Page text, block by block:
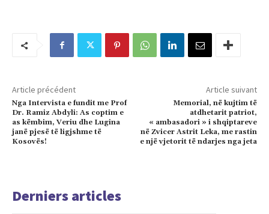
Article précédent
Nga Intervista e fundit me Prof
Dr. Ramiz Abdyli: As coptim e
as këmbim, Veriu dhe Lugina
janë pjesë të ligjshme të
Kosovës!
Article suivant
Memorial, në kujtim të
atdhetarit patriot,
« ambasadori » i shqiptareve
në Zvicer Astrit Leka, me rastin
e një vjetorit të ndarjes nga jeta
Derniers articles